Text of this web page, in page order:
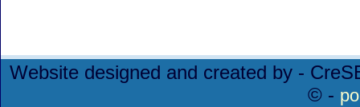
Website designed and created by -
© -